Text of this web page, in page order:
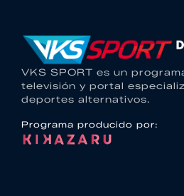
VKS SPORT es un
televisión y portal
deportes alternativos.
Programa producido por: